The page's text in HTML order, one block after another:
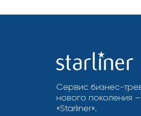
Сервис бизнес-
нового поколения –
«Starliner».